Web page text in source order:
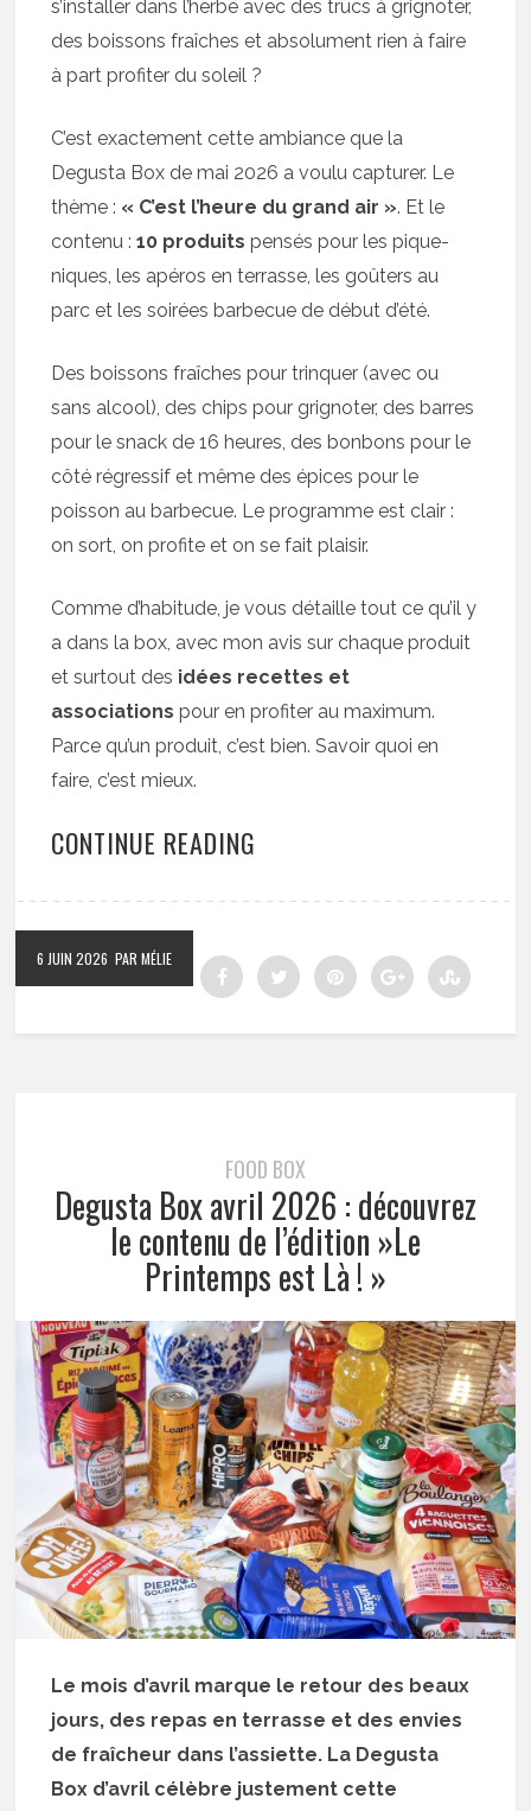
s’installer dans l’herbe avec des trucs à grignoter,
des boissons fraîches et absolument rien à faire
à part profiter du soleil ?
C’est exactement cette ambiance que la
Degusta Box de mai 2026 a voulu capturer. Le
thème : « C’est l’heure du grand air ». Et le
contenu :10 produits pensés pour les pique-
niques, les apéros en terrasse, les goûters au
parc et les soirées barbecue de début d’été.
Des boissons fraîches pour trinquer (avec ou
sans alcool), des chips pour grignoter, des barres
pour le snack de 16 heures, des bonbons pour le
côté régressif et même des épices pour le
poisson au barbecue. Le programme est clair :
on sort, on profite et on se fait plaisir.
Comme d’habitude, je vous détaille tout ce qu’il y
a dans la box, avec mon avis sur chaque produit
et surtout des idées recettes et
associations pour en profiter au maximum.
Parce qu’un produit, c’est bien. Savoir quoi en
faire, c’est mieux.
CONTINUE READING
6 JUIN 2026 PAR MÉLIE
FOOD BOX
Degusta Box avril 2026 : découvrez
le contenu de l’édition »Le
Printemps est Là ! »
Le mois d’avril marque le retour des beaux
jours, des repas en terrasse et des envies
de fraîcheur dans l’assiette. La Degusta
Box d’avril célèbre justement cette